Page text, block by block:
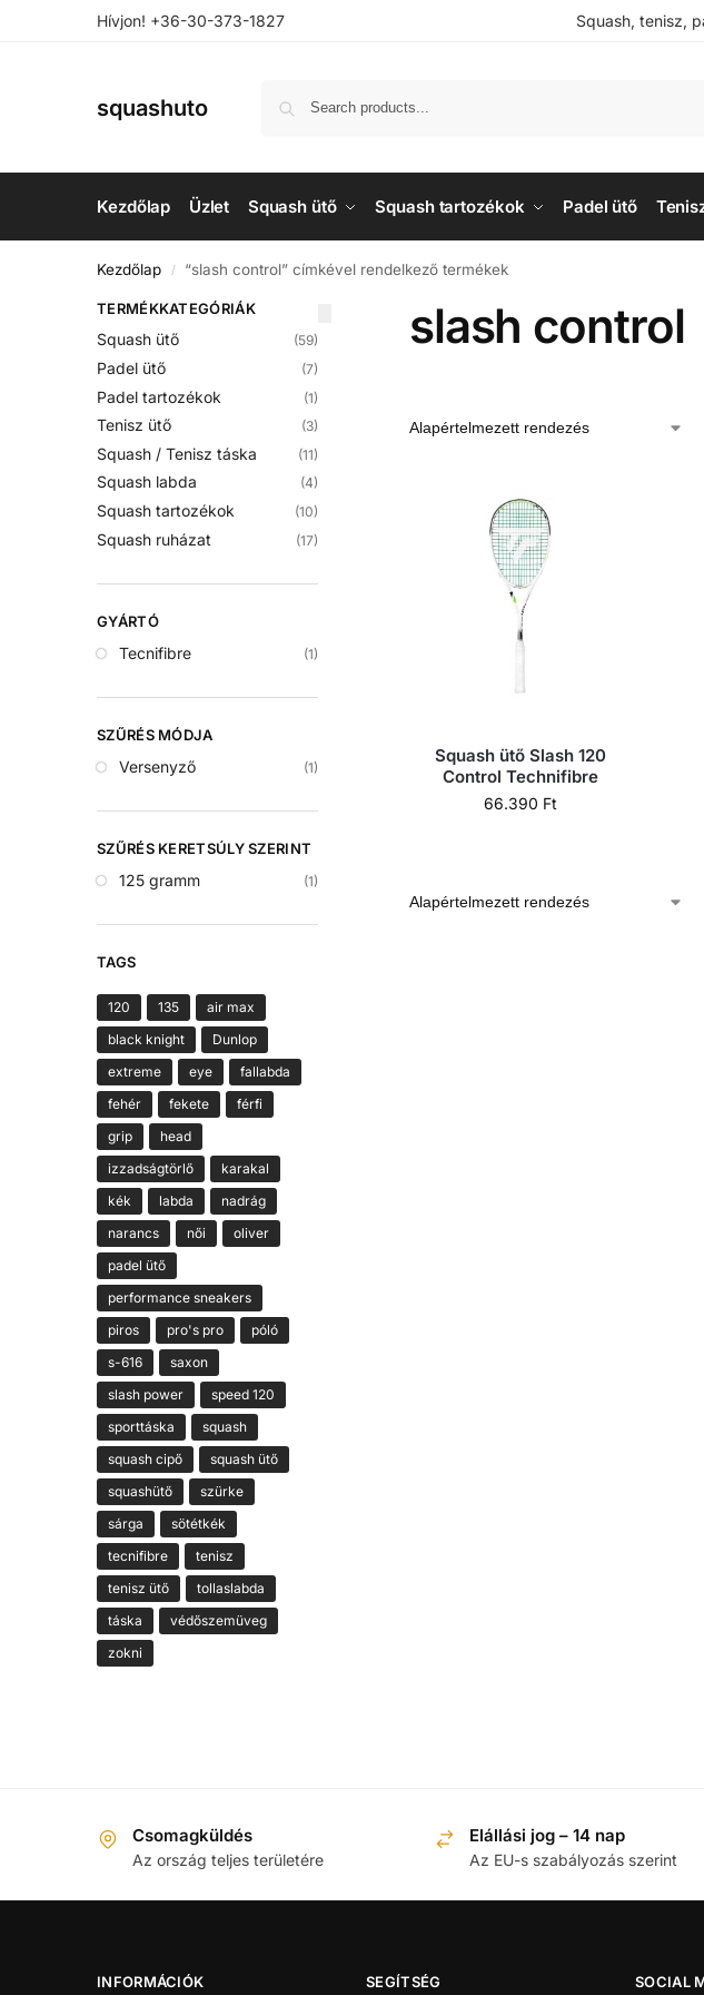
Hívjon! +36-30-373-1827 Squash, tenisz,
squashuto
Kezdőlap Üzlet Squash ütő Squash tartozékok Padel ütő
Kezdőlap / “slash control” címkével rendelkező termékek
slash control
Squash ütő Slash 120
Control Technifibre
66.390 Ft
TERMÉKKATEGÓRIÁK
Squash ütő (59)
Padel ütő (7)
Padel tartozékok (1)
Tenisz ütő (3)
Squash / Tenisz táska (11)
Squash labda (4)
Squash tartozékok (10)
Squash ruházat (17)
GYÁRTÓ
Tecnifibre (1)
SZŰRÉS MÓDJA
Versenyző (1)
SZŰRÉS KERETSÚLY SZERINT
125 gramm (1)
TAGS
120 135
air max
black knight
Dunlop
extreme
eye
fallabda
fehér
fekete
férfi
grip
head
izzadságtörlő
karakal
kék
labda
nadrág
narancs
női
oliver
padel ütő
performance sneakers
piros
pro's pro
póló
s-616
saxon
slash power
speed 120
sporttáska
squash
squash cipő
squash ütő
squashütő
szürke
sárga
sötétkék
tecnifibre
tenisz
tenisz ütő
tollaslabda
táska
védőszemüveg
zokni
Csomagküldés
Az ország teljes területére
Elállási jog – 14 nap
Az EU-s szabályozás szerint
INFORMÁCIÓK SEGÍTSÉG SOCIAL